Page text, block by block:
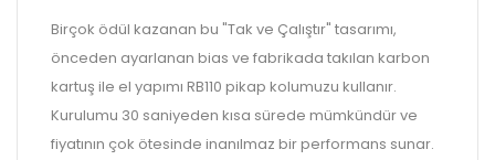
Birçok ödül kazanan bu "Tak ve Çalıştır" tasarımı,
önceden ayarlanan bias ve fabrikada takılan karbon
kartuş ile el yapımı RB110 pikap kolumuzu kullanır.
Kurulumu 30 saniyeden kısa sürede mümkündür ve
fiyatının çok ötesinde inanılmaz bir performans sunar.